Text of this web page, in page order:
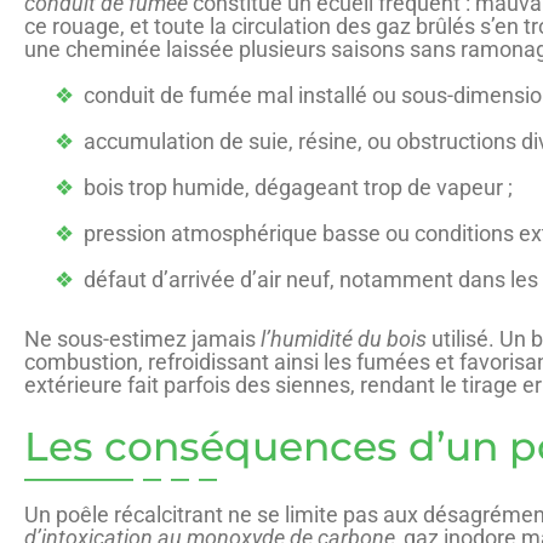
ce rouage, et toute la circulation des gaz brûlés s’en
une cheminée laissée plusieurs saisons sans
conduit de fumée mal installé ou sous-
accumulation de suie, résine, ou obstructions
bois trop humide, dégageant trop de vapeur ;
pression atmosphérique basse ou conditions
défaut d’arrivée d’air neuf, notamment dans
Ne sous-estimez jamaisl’humidité du bois utilisé. Un
combustion, refroidissant ainsi les fumées et
extérieure fait parfois des siennes, rendant le tirage
Les conséquences d’un
Un poêle récalcitrant ne se limite pas aux